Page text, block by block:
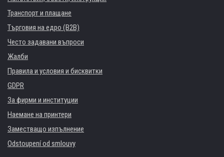
Транспорт и плащане
Търговия на едро (B2B)
Често задавани въпроси
Жалби
Правила и условия и бисквитки
GDPR
За фирми и институции
Наемане на принтери
Заместващо изпълнение
Odstoupení od smlouvy